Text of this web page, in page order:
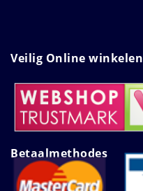
Veilig Online winkelen
Betaalmethodes